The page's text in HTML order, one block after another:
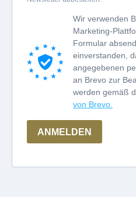
Wir verwenden
Marketing-
Formular
einverstanden,
angegebenen
an Brevo zur
werden gemäß
von Brevo.
ANMELDEN